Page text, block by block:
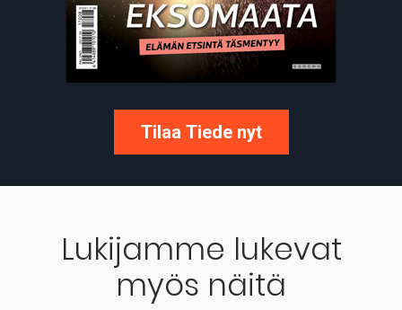
Tilaa Tiede nyt
Lukijamme lukevat
myös näitä